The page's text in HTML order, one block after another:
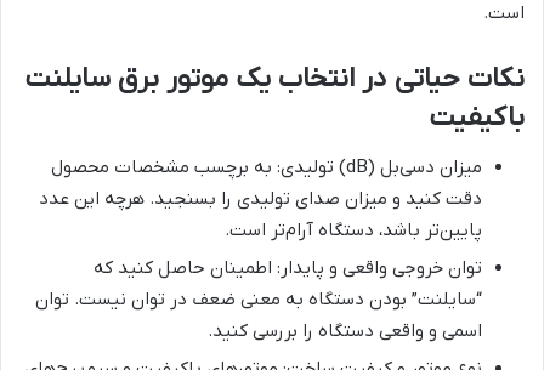
است.
نکات حیاتی در انتخاب یک موتور برق سایلنت
باکیفیت
میزان دسی‌بل (dB) تولیدی: به برچسب مشخصات محصول
دقت کنید و میزان صدای تولیدی را بسنجید. هرچه این عدد
پایین‌تر باشد، دستگاه آرام‌تر است.
توان خروجی واقعی و پایدار: اطمینان حاصل کنید که
“سایلنت” بودن دستگاه به معنی ضعف در توان نیست. توان
اسمی و واقعی دستگاه را بررسی کنید.